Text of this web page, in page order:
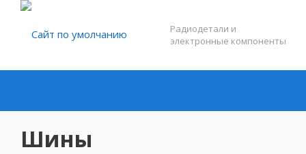
Радиодетали и
электронные компоненты
Шины